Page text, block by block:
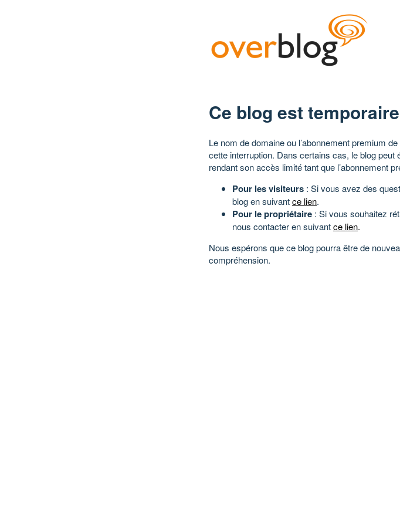
Ce blog est
Le nom de domaine ou l’abonnement premium
cette interruption. Dans certains cas, le blog
rendant son accès limité tant que l’abonnement
Pour les visiteurs : Si vous avez des
blog en suivantce lien.
Pour le propriétaire : Si vous souhaitez
nous contacter en suivantce lien.
Nous espérons que ce blog pourra être de
compréhension.